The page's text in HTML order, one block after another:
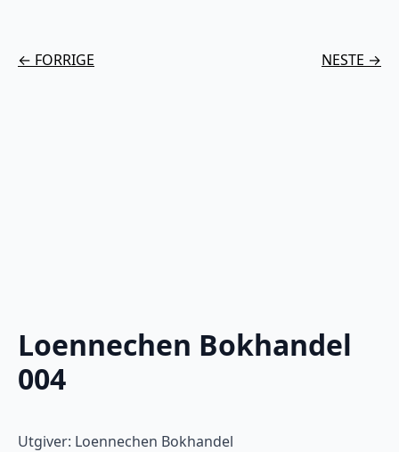
← FORRIGE NESTE →
Loennechen Bokhandel
004
Utgiver: Loennechen Bokhandel